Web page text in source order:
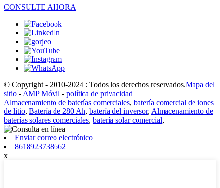
CONSULTE AHORA
© Copyright - 2010-2024 : Todos los derechos reservados.Mapa del
sitio - AMP Móvil - política de privacidad
Almacenamiento de baterías comerciales, batería comercial de iones
de litio, Batería de 280 Ah, batería del inversor, Almacenamiento de
baterías solares comerciales, batería solar comercial,
Enviar correo electrónico
8618923738662
x